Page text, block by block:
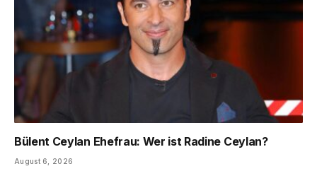
Bülent Ceylan Ehefrau: Wer ist Radine Ceylan?
August 6, 2026